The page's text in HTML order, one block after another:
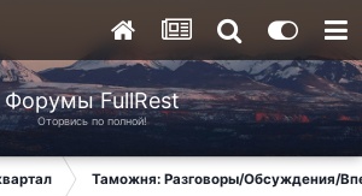
Форумы FullRest
Оторвись по полной!
Таможня: Разговоры/Обсуждения/